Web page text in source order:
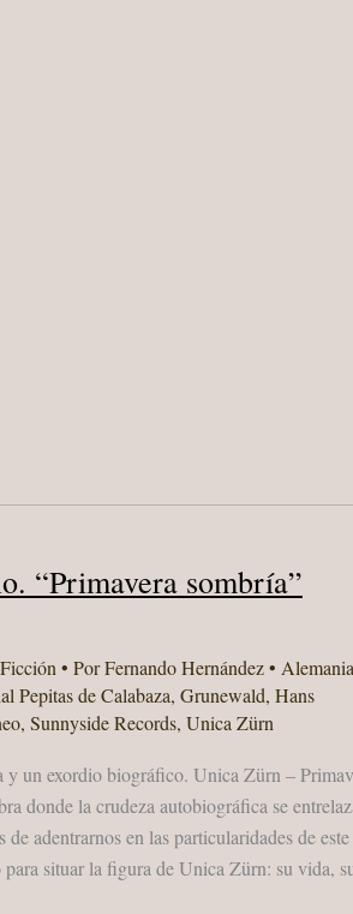
“Primavera sombría”
• PorFernando Hernández• Alemania
Pepitas de Calabaza, Grunewald, Hans
, Sunnyside Records, Unica Zürn
un exordio biográfico. Unica Zürn –
donde la crudeza autobiográfica se
adentrarnos en las particularidades de este
situar la figura de Unica Zürn: su vida,